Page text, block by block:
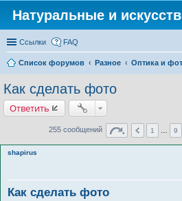
Натуральные и
Ссылки FAQ
Список форумов Разное Оптика и
Как сделать фото
Ответить
255 сообщений 1 9
shapirus
Как сделать фото